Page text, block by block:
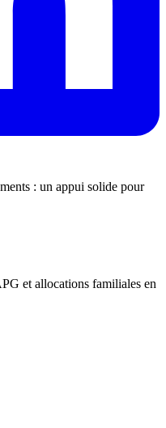
: un appui solide pour
et allocations familiales en